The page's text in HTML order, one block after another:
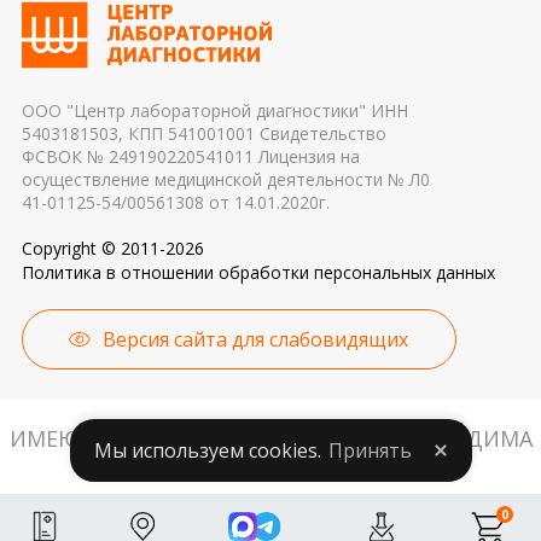
применяемые реагенты также могут стать
причиной погрешности в результатах
ООО "Центр лабораторной диагностики" ИНН
5403181503, КПП 541001001 Свидетельство
ФСВОК № 249190220541011 Лицензия на
осуществление медицинской деятельности № Л0
41-01125-54/00561308 от 14.01.2020г.
Copyright © 2011-2026
Политика в отношении обработки персональных данных
Версия сайта для слабовидящих
ИМЕЮТСЯ ПРОТИВОПОКАЗАНИЯ. НЕОБХОДИМА
КОНСУЛЬТАЦИЯ СПЕЦИАЛИСТА.
0
Мы используем cookies. Принять